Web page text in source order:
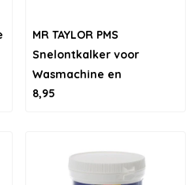
MR TAYLOR PMS
Snelontkalker voor
Wasmachine en
Vaatwasser
8,95